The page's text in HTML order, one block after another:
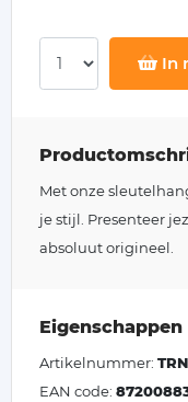
In
Met onze
je stijl. Presenteer
absoluut origineel.
Eigenschappen
Artikelnummer:
EAN code: